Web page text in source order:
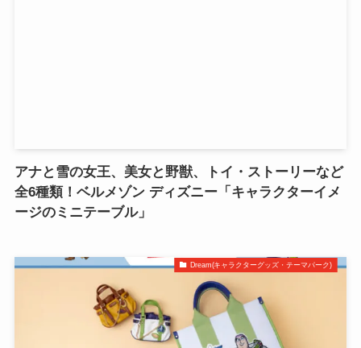
アナと雪の女王、美女と野獣、トイ・ストーリーなど
全6種類！ベルメゾン ディズニー「キャラクターイメ
ージのミニテーブル」
Dream(キャラクターグッズ・テーマパーク)